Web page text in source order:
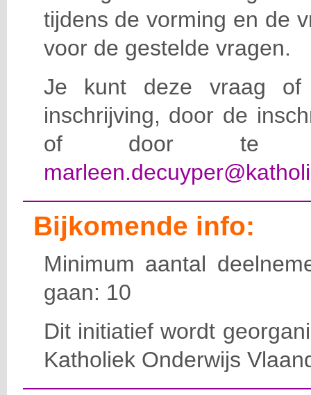
tijdens de vorming en de
voor de gestelde vragen.
Je kunt deze vraag of
inschrijving, door de
of door te e-
Bijkomende info:
Minimum aantal
gaan: 10
Dit initiatief wordt
Katholiek Onderwijs